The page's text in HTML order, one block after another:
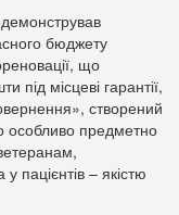
бюджету
що
під місцеві гарантії,
створений
особливо предметно
пацієнтів – якістю